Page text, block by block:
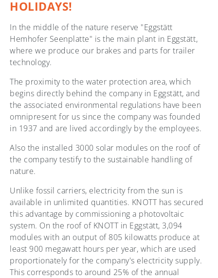
HOLIDAYS!
In the middle of the nature reserve "Eggstätt
Hemhofer Seenplatte" is the main plant in Eggstätt,
where we produce our brakes and parts for trailer
technology.
The proximity to the water protection area, which
begins directly behind the company in Eggstätt, and
the associated environmental regulations have been
omnipresent for us since the company was founded
in 1937 and are lived accordingly by the employees.
Also the installed 3000 solar modules on the roof of
the company testify to the sustainable handling of
nature.
Unlike fossil carriers, electricity from the sun is
available in unlimited quantities. KNOTT has secured
this advantage by commissioning a photovoltaic
system. On the roof of KNOTT in Eggstätt, 3,094
modules with an output of 805 kilowatts produce at
least 900 megawatt hours per year, which are used
proportionately for the company's electricity supply.
This corresponds to around 25% of the annual